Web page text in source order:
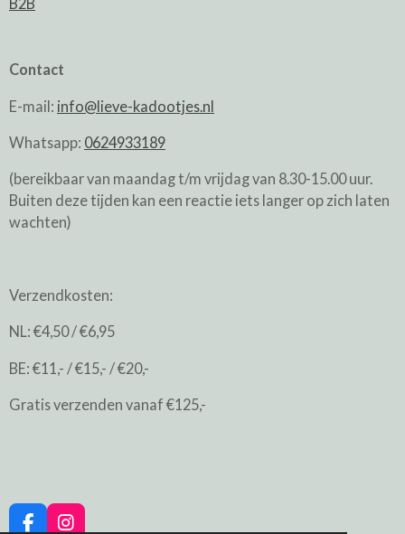
B2B
Contact
E-mail: info@lieve-kadootjes.nl
Whatsapp: 0624933189
(bereikbaar van maandag t/m vrijdag van 8.30-15.00 uur.
Buiten deze tijden kan een reactie iets langer op zich laten
wachten)
Verzendkosten:
NL: €4,50 / €6,95
BE: €11,- / €15,- / €20,-
Gratis verzenden vanaf €125,-
F I